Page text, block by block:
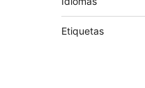
Etiquetas